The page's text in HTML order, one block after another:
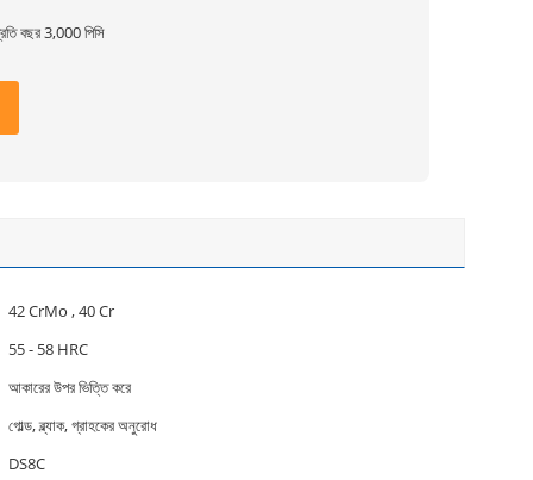
বছর 3,000 পিসি
42 CrMo , 40 Cr
55 - 58 HRC
আকারের উপর ভিত্তি করে
গোল্ড, ব্ল্যাক, গ্রাহকের অনুরোধ
DS8C